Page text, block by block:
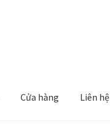
Cửa hàng Liên hệ